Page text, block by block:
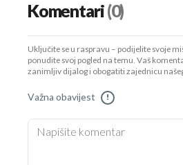
Komentari(0)
Uključite se u raspravu – podijelite svoje
ponudite svoj pogled na temu. Vaš
zanimljiv dijalog i obogatiti zajednicu
Važna obavijest !